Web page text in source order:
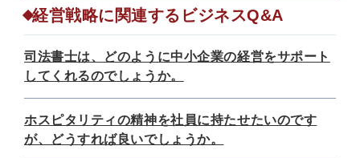
経営戦略に関連するビジネスQ&A
司法書士は、どのように中小企業の経営をサポート
してくれるのでしょうか。
ホスピタリティの精神を社員に持たせたいのです
が、どうすれば良いでしょうか。